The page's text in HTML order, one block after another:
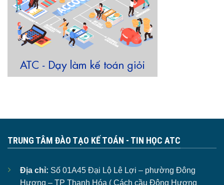
TRUNG TÂM ĐÀO TẠO KẾ TOÁN - TIN HỌC ATC
Địa chỉ: Số 01A45 Đại Lộ Lê Lợi – phường Đông
Hương – TP Thanh Hóa ( Cách cầu Đông Hương